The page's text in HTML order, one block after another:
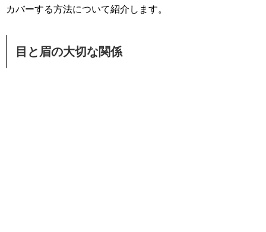
カバーする方法について紹介します。
目と眉の大切な関係